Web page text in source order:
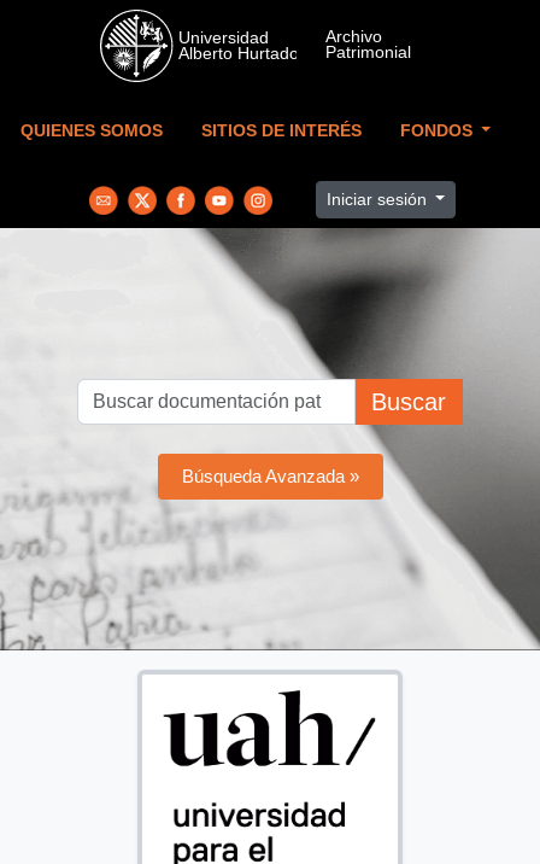
Skip to main content
QUIENES SOMOS SITIOS DE INTERÉS FONDOS
Iniciar sesión
Buscar
Búsqueda Avanzada »